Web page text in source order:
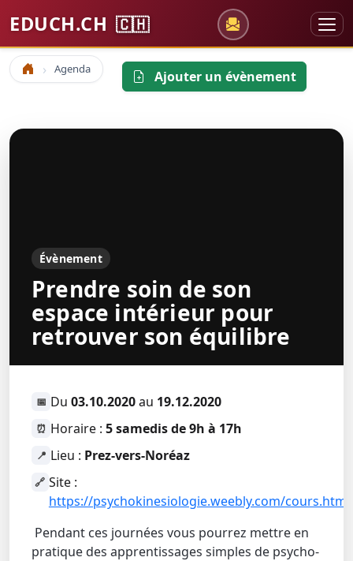
EDUCH.CH 🇨🇭
Accueil Agenda Ajouter un évènement
Évènement
Prendre soin de son
espace intérieur pour
retrouver son équilibre
📅 Du 03.10.2020au 19.12.2020
⏰ Horaire : 5 samedis de 9h à 17h
📍 Lieu : Prez-vers-Noréaz
🔗 Site :
https://psychokinesiologie.weebly.com/cours.html
Pendant ces journées vous pourrez mettre en
pratique des apprentissages simples de psycho-